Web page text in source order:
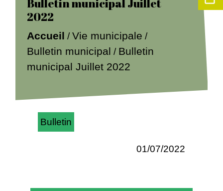
Bulletin municipal Juillet
2022
Accueil /Vie municipale /
Bulletin municipal / Bulletin
municipal Juillet 2022
Bulletin
01/07/2022